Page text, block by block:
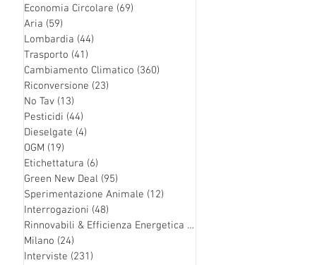
Economia Circolare (69)
Aria (59)
Lombardia (44)
Trasporto (41)
Cambiamento Climatico (360)
Riconversione (23)
No Tav (13)
Pesticidi (44)
Dieselgate (4)
OGM (19)
Etichettatura (6)
Green New Deal (95)
Sperimentazione Animale (12)
Interrogazioni (48)
Rinnovabili & Efficienza Energetica (126)
Milano (24)
Interviste (231)